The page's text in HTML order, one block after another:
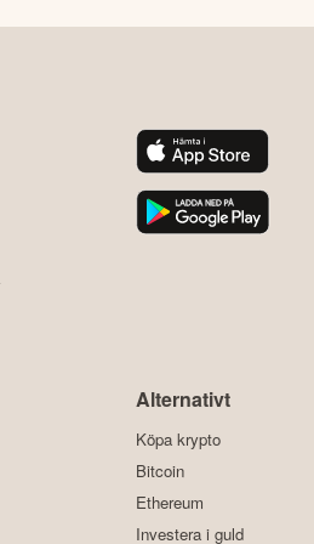
Alternativt
Köpa krypto
Bitcoin
Ethereum
Investera i guld